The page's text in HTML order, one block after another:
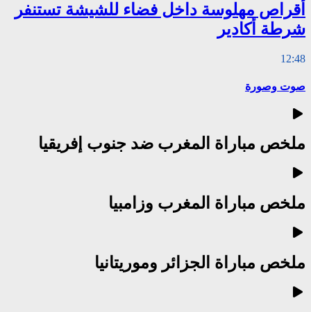
أقراص مهلوسة داخل فضاء للشيشة تستنفر
شرطة أكادير
12:48
صوت وصورة
ملخص مباراة المغرب ضد جنوب إفريقيا
ملخص مباراة المغرب وزامبيا
ملخص مباراة الجزائر وموريتانيا